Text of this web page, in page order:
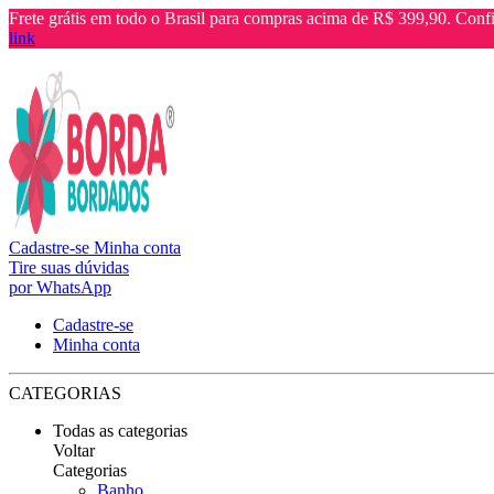
Frete grátis em todo o Brasil para compras acima de R$ 399,90.
link
Cadastre-se Minha conta
Tire suas dúvidas
por WhatsApp
Cadastre-se
Minha conta
CATEGORIAS
Todas as categorias
Voltar
Categorias
Banho